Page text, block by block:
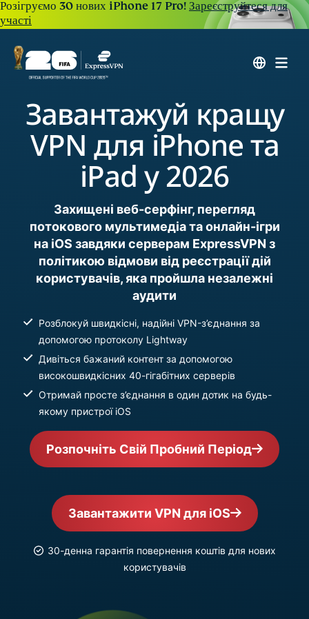
Розігруємо 30 нових iPhone 17 Pro!Зареєструйтеся для
участі
Завантажуй кращу
VPN для iPhone та
iPad у 2026
Захищені веб-серфінг, перегляд
потокового мультимедіа та онлайн-ігри
на iOS завдяки серверам ExpressVPN з
політикою відмови від реєстрації дій
користувачів, яка пройшла незалежні
аудити
Розблокуй швидкісні, надійні VPN-з’єднання за
допомогою протоколу Lightway
Дивіться бажаний контент за допомогою
високошвидкісних 40-гігабітних серверів
Отримай просте з’єднання в один дотик на будь-
якому пристрої iOS
Розпочніть Свій Пробний Період
Завантажити VPN для iOS
30-денна гарантія повернення коштів для нових
користувачів